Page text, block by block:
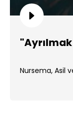
Nursema, Asil